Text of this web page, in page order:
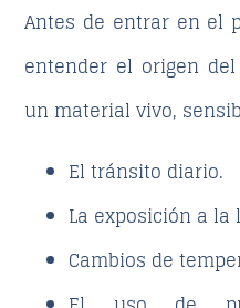
Antes de entrar en el
entender el origen
un material vivo,
El tránsito diario.
La exposición a la
Cambios de